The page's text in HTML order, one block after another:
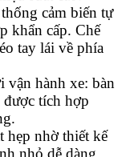
cảm biến tự
khẩn cấp. Chế
tay lái về phía
vận hành xe: bàn
tích hợp
hẹp nhờ thiết kế